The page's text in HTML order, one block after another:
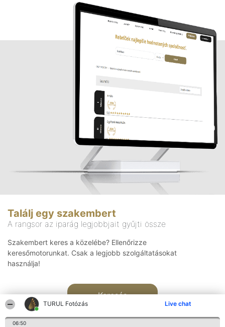
TURUL Fotózás Live chat
06:50
Találj egy szakembert
A rangsor az iparág legjobbjait gyűjti össze
Szakembert keres a közelébe? Ellenőrizze
keresőmotorunkat. Csak a legjobb szolgáltatásokat
használja!
Keresés